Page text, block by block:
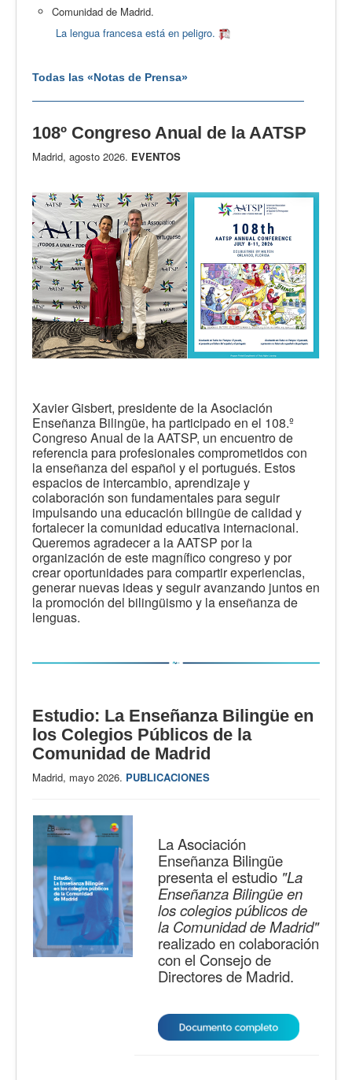
Comunidad de Madrid.
La lengua francesa está en peligro.
Todas las «Notas de Prensa»
108º Congreso Anual de la AATSP
Madrid, agosto 2026. EVENTOS
Xavier Gisbert, presidente de la Asociación
Enseñanza Bilingüe, ha participado en el 108.º
Congreso Anual de la AATSP, un encuentro de
referencia para profesionales comprometidos con
la enseñanza del español y el portugués. Estos
espacios de intercambio, aprendizaje y
colaboración son fundamentales para seguir
impulsando una educación bilingüe de calidad y
fortalecer la comunidad educativa internacional.
Queremos agradecer a la AATSP por la
organización de este magnífico congreso y por
crear oportunidades para compartir experiencias,
generar nuevas ideas y seguir avanzando juntos en
la promoción del bilingüismo y la enseñanza de
lenguas.
Estudio: La Enseñanza Bilingüe en
los Colegios Públicos de la
Comunidad de Madrid
Madrid, mayo 2026. PUBLICACIONES
La Asociación
Enseñanza Bilingüe
presenta el estudio "La
Enseñanza Bilingüe en
los colegios públicos de
la Comunidad de Madrid"
realizado en colaboración
con el Consejo de
Directores de Madrid.